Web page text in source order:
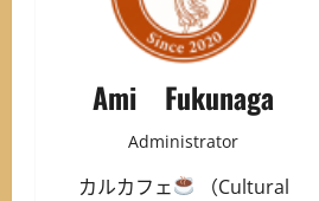
Ami Fukunaga
Administrator
カルカフェ
（Cultural